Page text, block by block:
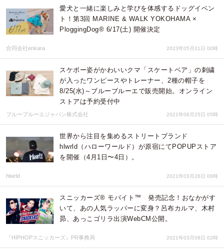
愛犬と一緒に楽しみと学びを体感するドッグイベン
ト！第3回 MARINE & WALK YOKOHAMA ×
PloggingDog®︎ 6/17(土) 開催決定
合同会社enkara 2023年05月31日 00時
スケボー姿がかわいいクマ「スケートベア」の刺繍
が入ったワンピースやトレーナー、2種の帽子を
8/25(水)～ブルーブルーエで販売開始。オンライン
ストアは予約受付中
ブルーブルーエジャパン株式会社 2021年08月25日 05時
世界から注目を集めるストリートブランド
hlwrld（ハローワールド）が原宿にてPOPUPストア
を開催（4月1日〜4日）。
hlwrld 2021年03月26日 06時
スニッカーズ® モバイト™ 発売記念！おなかがす
いて、あの人気ラッパーに変身？呂布カルマ、木村
昴、あっこゴリラ出演WebCM公開。
『HIPHOPスニッカーズ』PR事務局 2021年03月08日 02時